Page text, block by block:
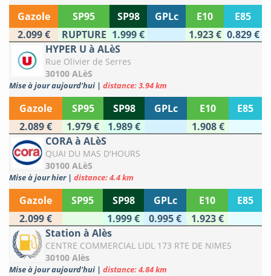
Gazole SP95 SP98 GPLc E10
E85
2.099 €
RUPTURE 1.999 € 1.923 € 0.829 €
HYPER U à ALèS
Rue Olivier de Serres
30100 ALèS
Mise à jour aujourd'hui | distance: 3.94 km
Gazole SP95 SP98 GPLc E10
E85
2.089 €
1.979 € 1.989 €
1.908 €
CORA à ALèS
QUAI DU MAS D'HOURS
30100 ALèS
Mise à jour hier | distance: 4.4 km
Gazole SP95 SP98 GPLc E10
E85
2.099 €
1.999 € 0.995 €
1.923 €
Station à Alès
CENTRE COMMERCIAL LIDL 173 RTE DE NIMES
30100 Alès
Mise à jour aujourd'hui | distance: 4.84 km